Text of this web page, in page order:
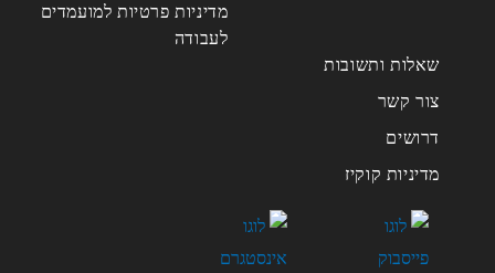
מדיניות פרטיות למועמדים
לעבודה
שאלות ותשובות
צור קשר
דרושים
מדיניות קוקיז